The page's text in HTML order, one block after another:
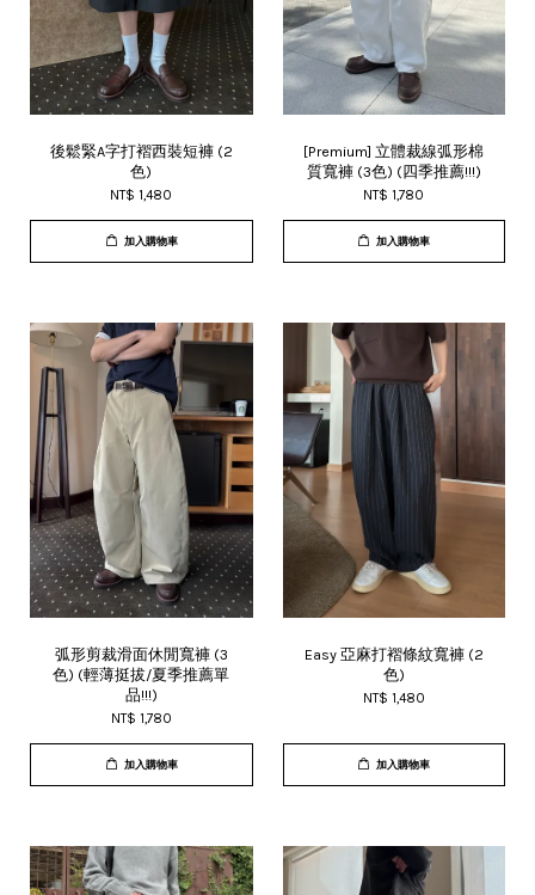
後鬆緊A字打褶西裝短褲 (2
色)
NT$ 1,480
加入購物車
[Premium] 立體裁線弧形棉
質寬褲 (3色) (四季推薦!!!)
NT$ 1,780
加入購物車
弧形剪裁滑面休閒寬褲 (3
色) (輕薄挺拔/夏季推薦單
品!!!)
NT$ 1,780
加入購物車
Easy 亞麻打褶條紋寬褲 (2
色)
NT$ 1,480
加入購物車